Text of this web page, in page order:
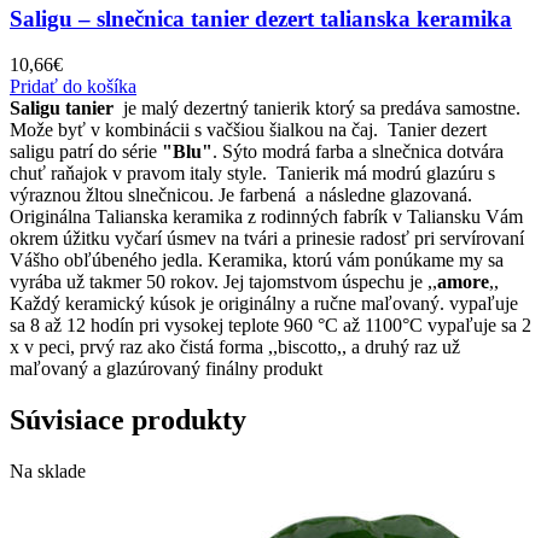
Saligu – slnečnica tanier dezert talianska keramika
10,66€
Pridať do košíka
Saligu tanier je malý dezertný tanierik ktorý sa predáva samostne.
Može byť v kombinácii s vačšiou šialkou na čaj. Tanier dezert
saligu patrí do série "Blu". Sýto modrá farba a slnečnica dotvára
chuť raňajok v pravom italy style. Tanierik má modrú glazúru s
výraznou žltou slnečnicou. Je farbená a následne glazovaná.
Originálna Talianska keramika z rodinných fabrík v Taliansku Vám
okrem úžitku vyčarí úsmev na tvári a prinesie radosť pri servírovaní
Vášho obľúbeného jedla. Keramika, ktorú vám ponúkame my sa
vyrába už takmer 50 rokov. Jej tajomstvom úspechu je ,,amore,,
Každý keramický kúsok je originálny a ručne maľovaný. vypaľuje
sa 8 až 12 hodín pri vysokej teplote 960 °C až 1100°C vypaľuje sa 2
x v peci, prvý raz ako čistá forma ,,biscotto,, a druhý raz už
maľovaný a glazúrovaný finálny produkt
Súvisiace produkty
Na sklade